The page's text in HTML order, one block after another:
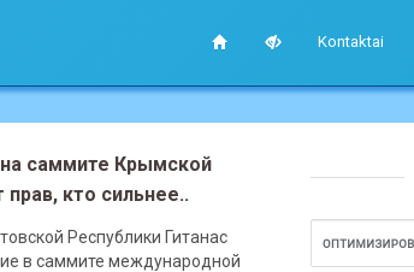
Kontaktai
саммите Крымской
кто сильнее..
Республики Гитанас
в саммите международной